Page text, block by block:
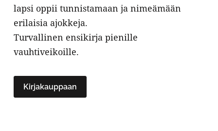
lapsi oppii tunnistamaan ja nimeämään
erilaisia ajokkeja.
Turvallinen ensikirja pienille
vauhtiveikoille.
Kirjakauppaan